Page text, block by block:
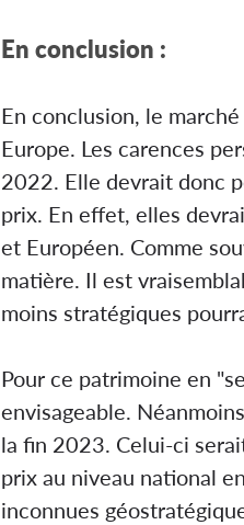
En conclusion :
En conclusion, le
Europe. Les carences
2022. Elle devrait donc
prix. En effet, elles
et Européen. Comme
matière. Il est
moins stratégiques
Pour ce patrimoine en
envisageable.
la fin 2023. Celui-ci
prix au niveau national
inconnues